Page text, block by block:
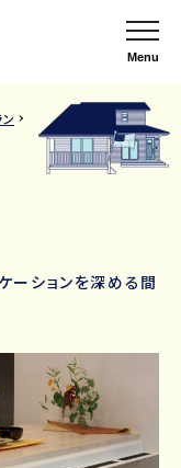
Menu
ーションを深める間